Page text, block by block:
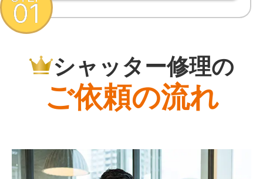
シャッター修理の
ご依頼の流れ
01